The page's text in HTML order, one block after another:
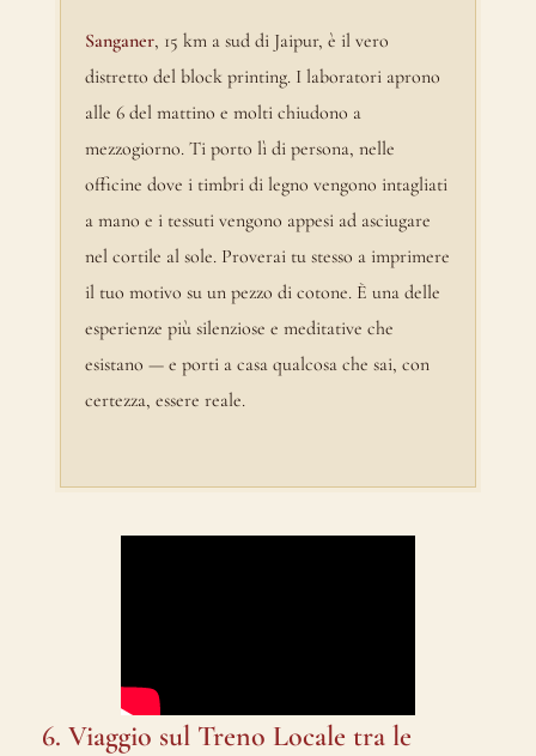
Sanganer, 15 km a sud di Jaipur, è il vero
distretto del block printing. I laboratori aprono
alle 6 del mattino e molti chiudono a
mezzogiorno. Ti porto lì di persona, nelle
officine dove i timbri di legno vengono intagliati
a mano e i tessuti vengono appesi ad asciugare
nel cortile al sole. Proverai tu stesso a imprimere
il tuo motivo su un pezzo di cotone. È una delle
esperienze più silenziose e meditative che
esistano — e porti a casa qualcosa che sai, con
certezza, essere reale.
6. Viaggio sul Treno Locale tra le